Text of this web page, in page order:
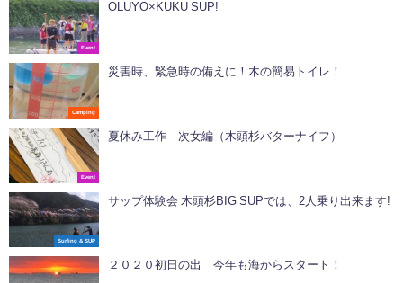
Event
OLUYO×KUKU SUP!
Camping
災害時、緊急時の備えに！木の簡易トイレ！
Event
夏休み工作 次女編（木頭杉バターナイフ）
Surfing & SUP
サップ体験会 木頭杉BIG SUPでは、2人乗り出来ます!
２０２０初日の出 今年も海からスタート！